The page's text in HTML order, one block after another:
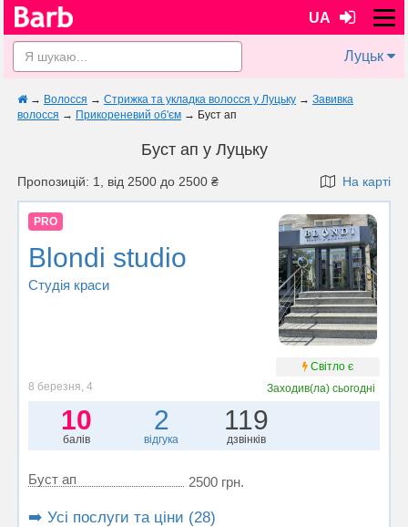
UA
Луцьк
→ Волосся → Стрижка та укладка волосся у Луцьку → Завивка
волосся → Прикореневий об'єм → Буст ап
Буст ап у Луцьку
Пропозицій: 1, від 2500 до 2500 ₴ На карті
PRO
Blondi studio
Студія краси
Світло є
8 березня, 4
Заходив(ла)сьогодні
10
балів
2
відгука
119
дзвінків
Буст ап 2500 грн.
➡️ Усі послуги та ціни (28)